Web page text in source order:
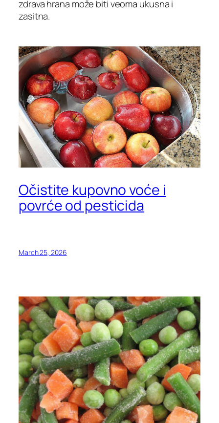
zdrava hrana može biti veoma ukusna i
zasitna.
Očistite kupovno voće i
povrće od pesticida
March 25, 2026